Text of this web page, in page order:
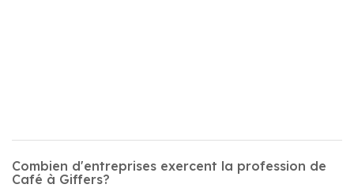
Combien d'entreprises exercent la profession de
Café à Giffers?